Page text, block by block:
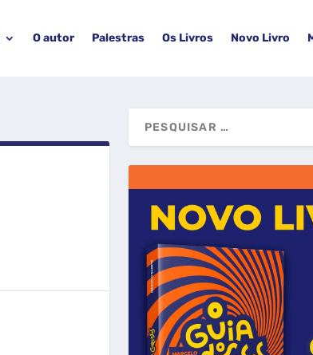
O autor Palestras Os Livros Novo Livro